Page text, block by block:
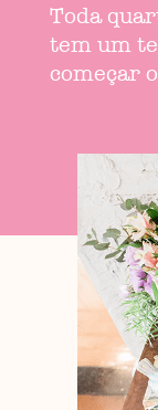
Toda
tem um
começar